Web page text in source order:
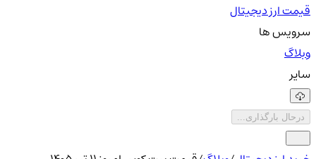
قیمت ارز دیجیتال
سرویس ها
وبلاگ
سایر
درحال بارگذاری...